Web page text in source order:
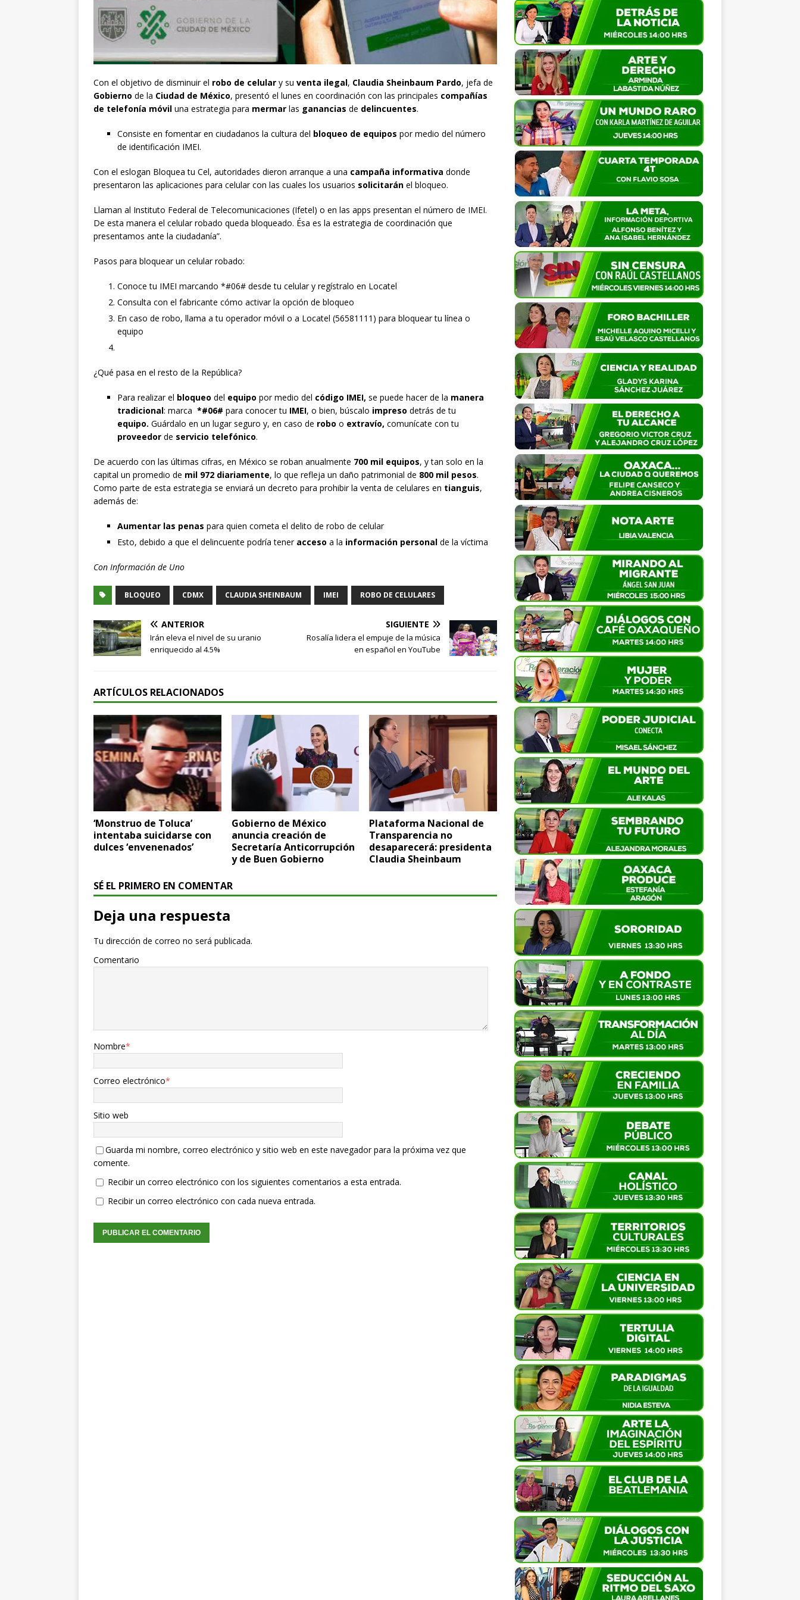
Con el objetivo de disminuir el robo de celular y su venta ilegal, Claudia Sheinbaum Pardo, jefa de
Gobierno de la Ciudad de México, presentó el lunes en coordinación con las principales compañías
de telefonía móvil una estrategia para mermar las ganancias de delincuentes.
Consiste en fomentar en ciudadanos la cultura del bloqueo de equipos por medio del número
de identificación IMEI.
Con el eslogan Bloquea tu Cel, autoridades dieron arranque a una campaña informativa donde
presentaron las aplicaciones para celular con las cuales los usuarios solicitarán el bloqueo.
Llaman al Instituto Federal de Telecomunicaciones (Ifetel) o en las apps presentan el número de IMEI.
De esta manera el celular robado queda bloqueado. Ésa es la estrategia de coordinación que
presentamos ante la ciudadanía”.
Pasos para bloquear un celular robado:
Conoce tu IMEI marcando *#06# desde tu celular y regístralo en Locatel
Consulta con el fabricante cómo activar la opción de bloqueo
En caso de robo, llama a tu operador móvil o a Locatel (56581111) para bloquear tu línea o
equipo
¿Qué pasa en el resto de la República?
Para realizar el bloqueo del equipo por medio del código IMEI, se puede hacer de la manera
tradicional: marca *#06# para conocer tu IMEI, o bien, búscalo impreso detrás de tu
equipo. Guárdalo en un lugar seguro y, en caso de robo o extravío, comunícate con tu
proveedor de servicio telefónico.
De acuerdo con las últimas cifras, en México se roban anualmente 700 mil equipos, y tan solo en la
capital un promedio de mil 972 diariamente, lo que refleja un daño patrimonial de 800 mil pesos.
Como parte de esta estrategia se enviará un decreto para prohibir la venta de celulares en tianguis,
además de:
Aumentar las penas para quien cometa el delito de robo de celular
Esto, debido a que el delincuente podría tener acceso a la información personal de la víctima
Con Información de Uno
BLOQUEO CDMX CLAUDIA SHEINBAUM IMEI ROBO DE CELULARES
ANTERIOR
Irán eleva el nivel de su uranio
enriquecido al 4.5%
SIGUIENTE
Rosalía lidera el empuje de la música
en español en YouTube
ARTÍCULOS RELACIONADOS
‘Monstruo de Toluca’
intentaba suicidarse con
dulces ‘envenenados’
Gobierno de México
anuncia creación de
Secretaría Anticorrupción
y de Buen Gobierno
Plataforma Nacional de
Transparencia no
desaparecerá: presidenta
Claudia Sheinbaum
SÉ EL PRIMERO EN COMENTAR
Deja una respuesta
Tu dirección de correo no será publicada.
Comentario
Nombre*
Correo electrónico*
Sitio web
Guarda mi nombre, correo electrónico y sitio web en este navegador para la próxima vez que
comente.
Recibir un correo electrónico con los siguientes comentarios a esta entrada.
Recibir un correo electrónico con cada nueva entrada.